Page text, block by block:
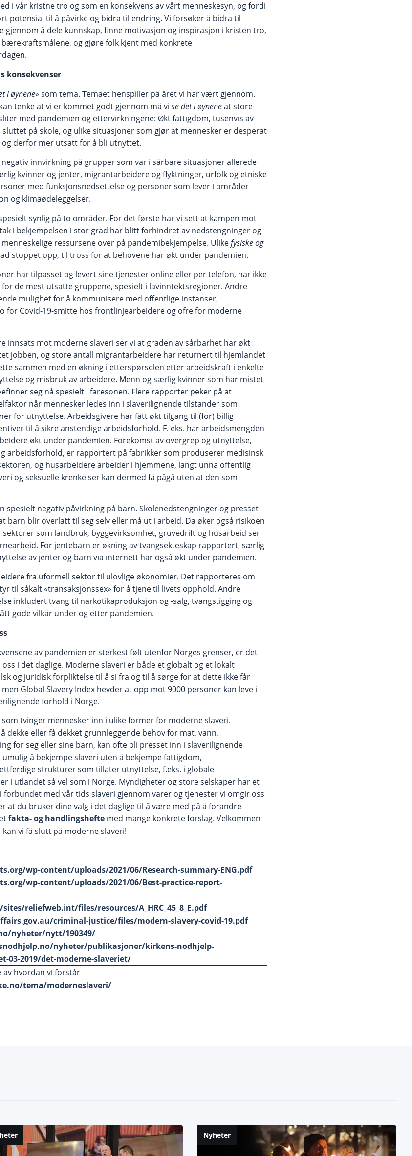
i vår kristne tro og som en konsekvens av vårt menneskesyn, og fordi
potensial til å påvirke og bidra til endring. Vi forsøker å bidra til
gjennom å dele kunnskap, finne motivasjon og inspirasjon i kristen tro,
og gjøre folk kjent med konkrete
konsekvenser
i øynene» som tema. Temaet henspiller på året vi har vært gjennom.
tenke at vi er kommet godt gjennom må vi se det i øyneneat store
med pandemien og ettervirkningene: Økt fattigdom, tusenvis av
på skole, og ulike situasjoner som gjør at mennesker er desperat
og derfor mer utsatt for å bli utnyttet.
innvirkning på grupper som var i sårbare situasjoner allerede
kvinner og jenter, migrantarbeidere og flyktninger, urfolk og etniske
med funksjonsnedsettelse og personer som lever i områder
og klimaødeleggelser.
synlig på to områder. For det første har vi sett at kampen mot
i bekjempelsen i stor grad har blitt forhindret av nedstengninger og
ressursene over på pandemibekjempelse. Ulike fysiske og
stoppet opp, til tross for at behovene har økt under pandemien.
har tilpasset og levert sine tjenester online eller per telefon, har ikke
de mest utsatte gruppene, spesielt i lavinntektsregioner. Andre
mulighet for å kommunisere med offentlige instanser,
for Covid-19-smitte hos frontlinjearbeidere og ofre for moderne
innsats mot moderne slaveri ser vi at graden av sårbarhet har økt
jobben, og store antall migrantarbeidere har returnert til hjemlandet
sammen med en økning i etterspørselen etter arbeidskraft i enkelte
og misbruk av arbeidere. Menn og særlig kvinner som har mistet
seg nå spesielt i faresonen. Flere rapporter peker på at
når mennesker ledes inn i slaverilignende tilstander som
for utnyttelse. Arbeidsgivere har fått økt tilgang til (for) billig
til å sikre anstendige arbeidsforhold. F. eks. har arbeidsmengden
økt under pandemien. Forekomst av overgrep og utnyttelse,
arbeidsforhold, er rapportert på fabrikker som produserer medisinsk
og husarbeidere arbeider i hjemmene, langt unna offentlig
og seksuelle krenkelser kan dermed få pågå uten at den som
spesielt negativ påvirkning på barn. Skolenedstengninger og presset
barn blir overlatt til seg selv eller må ut i arbeid. Da øker også risikoen
som landbruk, byggevirksomhet, gruvedrift og husarbeid ser
For jentebarn er økning av tvangsekteskap rapportert, særlig
av jenter og barn via internett har også økt under pandemien.
fra uformell sektor til ulovlige økonomier. Det rapporteres om
til såkalt «transaksjonssex» for å tjene til livets opphold. Andre
inkludert tvang til narkotikaproduksjon og -salg, tvangstigging og
gode vilkår under og etter pandemien.
av pandemien er sterkest følt utenfor Norges grenser, er det
i det daglige. Moderne slaveri er både et globalt og et lokalt
og juridisk forpliktelse til å si fra og til å sørge for at dette ikke får
Global Slavery Index hevder at opp mot 9000 personer kan leve i
forhold i Norge.
tvinger mennesker inn i ulike former for moderne slaveri.
dekke eller få dekket grunnleggende behov for mat, vann,
for seg eller sine barn, kan ofte bli presset inn i slaverilignende
å bekjempe slaveri uten å bekjempe fattigdom,
strukturer som tillater utnyttelse, f.eks. i globale
i utlandet så vel som i Norge. Myndigheter og store selskaper har et
forbundet med vår tids slaveri gjennom varer og tjenester vi omgir oss
at du bruker dine valg i det daglige til å være med på å forandre
fakta- og handlingshefte med mange konkrete forslag. Velkommen
vi få slutt på moderne slaveri!
wp-content/uploads/2021/06/Research-summary-ENG.pdf
wp-content/uploads/2021/06/Best-practice-report-
reliefweb.int/files/resources/A_HRC_45_8_E.pdf
criminal-justice/files/modern-slavery-covid-19.pdf
nyheter/nytt/190349/
nyheter/publikasjoner/kirkens-nodhjelp-
03-2019/det-moderne-slaveriet/
av hvordan vi forstår
tema/moderneslaveri/
Nyheter